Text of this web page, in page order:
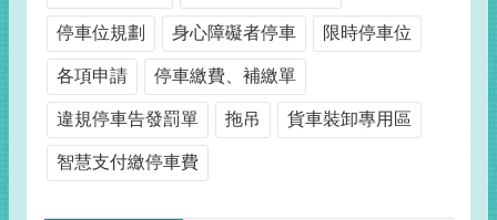
停車位規劃 身心障礙者停車 限時停車位
各項申請 停車繳費、補繳單
違規停車告發罰單 拖吊 貨車裝卸專用區
智慧支付繳停車費